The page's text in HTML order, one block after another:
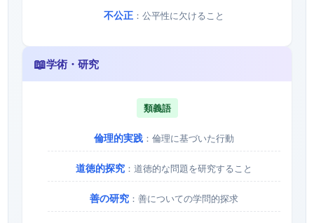
不公正 ：公平性に欠けること
📖学術・研究
類義語
倫理的実践 ：倫理に基づいた行動
道徳的探究 ：道徳的な問題を研究すること
善の研究 ：善についての学問的探求